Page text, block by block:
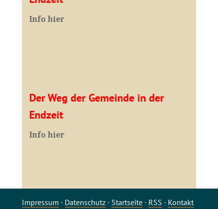
Info hier
Der Weg der Gemeinde in der
Endzeit
Info hier
Impressum · Datenschutz· Startseite· RSS · Kontakt